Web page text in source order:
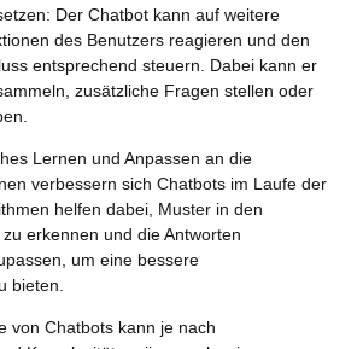
Der Chatbot kann auf weitere
des Benutzers reagieren und den
entsprechend steuern. Dabei kann er
zusätzliche Fragen stellen oder
Lernen und Anpassen an die
verbessern sich Chatbots im Laufe der
helfen dabei, Muster in den
erkennen und die Antworten
um eine bessere
bieten.
von Chatbots kann je nach